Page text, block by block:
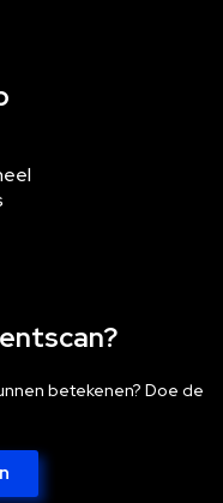
betekenen? Doe de